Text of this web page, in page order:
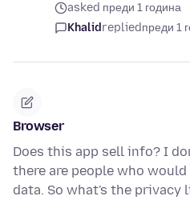
asked преди 1 година
Khalidrepliedпреди 1
Browser
Does this app sell info? I
there are people who
data. So what's the privacy